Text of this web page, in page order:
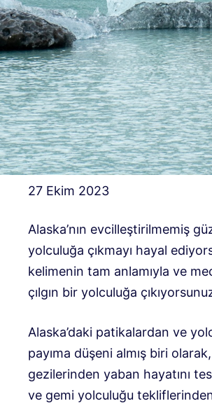
27 Ekim 2023
Alaska’nın evcilleştirilmemiş
yolculuğa çıkmayı hayal
kelimenin tam anlamıyla ve
çılgın bir yolculuğa
Alaska’daki patikalardan ve
payıma düşeni almış biri olarak,
gezilerinden yaban hayatını
ve gemi yolculuğu